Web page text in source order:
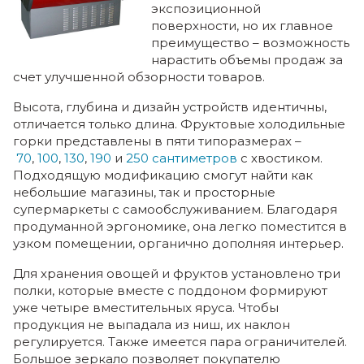
экспозиционной
поверхности, но их главное
преимущество – возможность
нарастить объемы продаж за
счет улучшенной обзорности товаров.
Высота, глубина и дизайн устройств идентичны,
отличается только длина. Фруктовые холодильные
горки представлены в пяти типоразмерах –
70, 100, 130, 190 и 250 сантиметров с хвостиком.
Подходящую модификацию смогут найти как
небольшие магазины, так и просторные
супермаркеты с самообслуживанием. Благодаря
продуманной эргономике, она легко поместится в
узком помещении, органично дополняя интерьер.
Для хранения овощей и фруктов установлено три
полки, которые вместе с поддоном формируют
уже четыре вместительных яруса. Чтобы
продукция не выпадала из ниш, их наклон
регулируется. Также имеется пара ограничителей.
Большое зеркало позволяет покупателю